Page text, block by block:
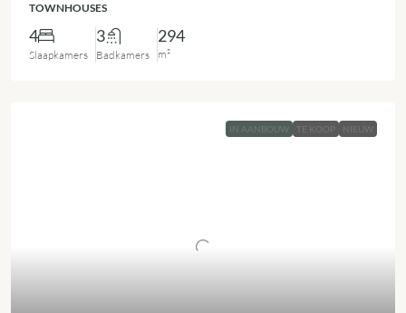
TOWNHOUSES
4
Slaapkamers
3
Badkamers
294
m²
IN AANBOUW TE KOOP NIEUW